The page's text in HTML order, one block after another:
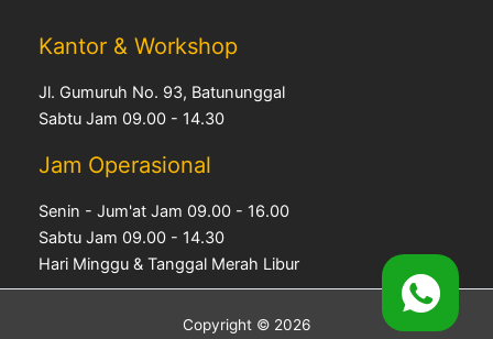
Kantor & Workshop
Jl. Gumuruh No. 93, Batununggal
Sabtu Jam 09.00 - 14.30
Jam Operasional
Senin - Jum'at Jam 09.00 - 16.00
Sabtu Jam 09.00 - 14.30
Hari Minggu & Tanggal Merah Libur
Copyright © 2026